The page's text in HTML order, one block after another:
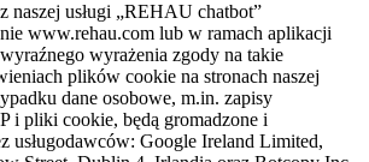
naszej usługi „REHAU chatbot”
www.rehau.com lub w ramach aplikacji
wyrażenia zgody na takie
plików cookie na stronach naszej
dane osobowe, m.in. zapisy
i pliki cookie, będą gromadzone i
usługodawców: Google Ireland Limited,